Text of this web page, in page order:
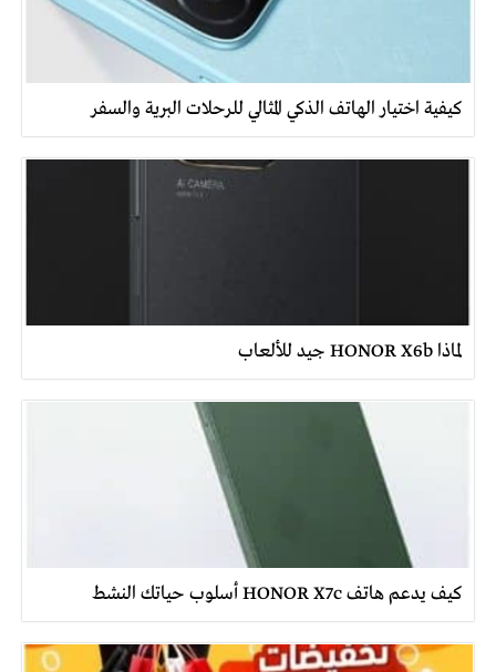
كيفية اختيار الهاتف الذكي المثالي للرحلات البرية والسفر
لماذا HONOR X6b جيد للألعاب
كيف يدعم هاتف HONOR X7c أسلوب حياتك النشط